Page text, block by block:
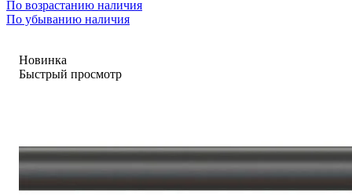
По возрастанию наличия
По убыванию наличия
Новинка
Быстрый просмотр